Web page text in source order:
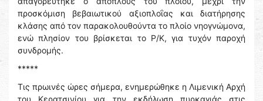
προσκόμιση βεβαιωτικού αξιοπλοΐας και διατήρησης
κλάσης από τον παρακολουθούντα το πλοίο νηογνώμονα,
ενώ πλησίον του βρίσκεται το Ρ/Κ, για τυχόν παροχή
συνδρομής.
*****
Τις πρωινές ώρες σήμερα, ενημερώθηκε η Λιμενική Αρχή